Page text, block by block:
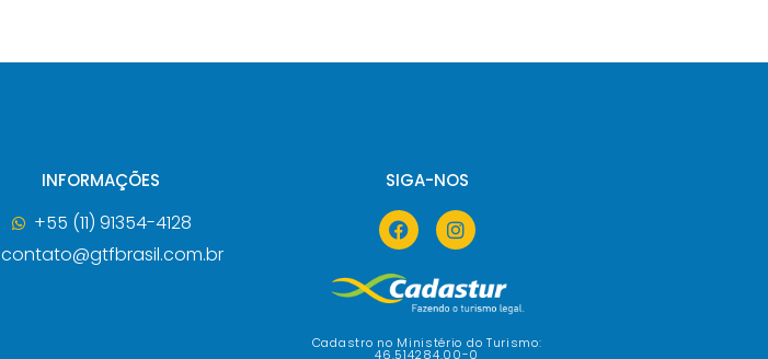
INFORMAÇÕES
+55 (11) 91354-4128
contato@gtfbrasil.com.br
SIGA-NOS
Cadastro no Ministério do Turismo:
46.514284.00-0